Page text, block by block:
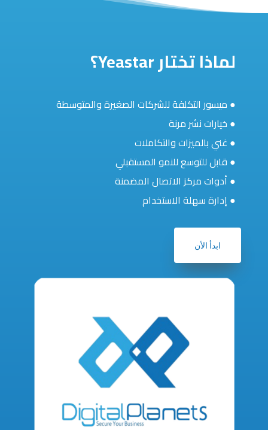
لماذا تختار Yeastar؟
● ميسور التكلفة للشركات الصغيرة والمتوسطة
● خيارات نشر مرنة
● غني بالميزات والتكاملات
● قابل للتوسع للنمو المستقبلي
● أدوات مركز الاتصال المضمنة
● إدارة سهلة الاستخدام
ابدأ الأن